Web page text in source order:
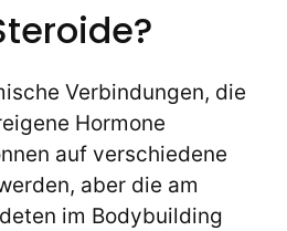
Verbindungen, die
Hormone
auf verschiedene
aber die am
im Bodybuilding